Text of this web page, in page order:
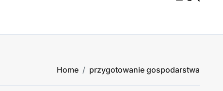
Home przygotowanie gospodarstwa